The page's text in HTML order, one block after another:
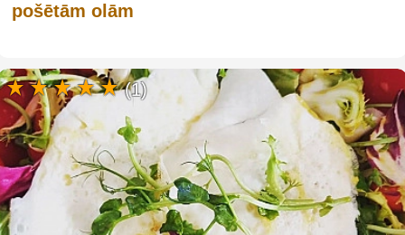
pošētām olām
(1)